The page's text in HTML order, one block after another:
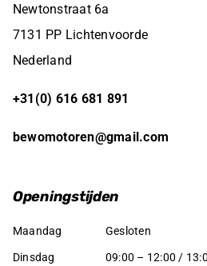
Newtonstraat 6a
7131 PP Lichtenvoorde
Nederland
+31(0) 616 681 891
bewomotoren@gmail.com
Openingstijden
Maandag Gesloten
Dinsdag 09:00 – 12:00 /